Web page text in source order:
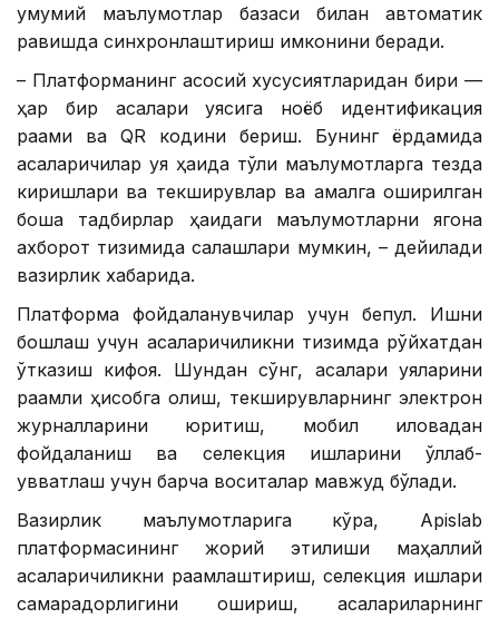
умумий маълумотлар базаси билан автоматик
равишда синхронлаштириш имконини беради.
– Платформанинг асосий хусусиятларидан бири —
ҳар бир асалари уясига ноёб идентификация
рақами ва QR кодини бериш. Бунинг ёрдамида
асаларичилар уя ҳақида тўлиқ маълумотларга тезда
киришлари ва текширувлар ва амалга оширилган
бошқа тадбирлар ҳақидаги маълумотларни ягона
ахборот тизимида сақлашлари мумкин, – дейилади
вазирлик хабарида.
Платформа фойдаланувчилар учун бепул. Ишни
бошлаш учун асаларичиликни тизимда рўйхатдан
ўтказиш кифоя. Шундан сўнг, асалари уяларини
рақамли ҳисобга олиш, текширувларнинг электрон
журналларини юритиш, мобил иловадан
фойдаланиш ва селекция ишларини қўллаб-
қувватлаш учун барча воситалар мавжуд бўлади.
Вазирлик маълумотларига кўра, Apislab
платформасининг жорий этилиши маҳаллий
асаларичиликни рақамлаштириш, селекция ишлари
самарадорлигини ошириш, асалариларнинг